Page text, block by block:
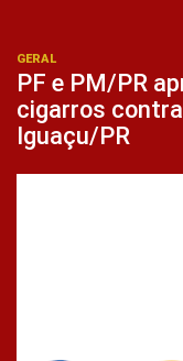
GERAL
PF e PM/PR
cigarros
Iguaçu/PR